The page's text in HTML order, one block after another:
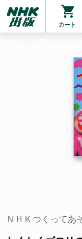
カート
ＮＨＫつくってあ